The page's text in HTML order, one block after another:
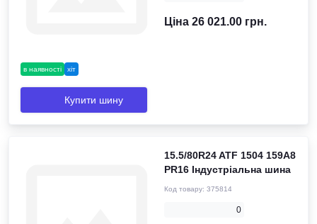
в наявності хіт
Ціна 26 021.00 грн.
Купити шину
15.5/80R24 ATF 1504 159A8
PR16 Індустріальна шина
Код товару: 375814
0